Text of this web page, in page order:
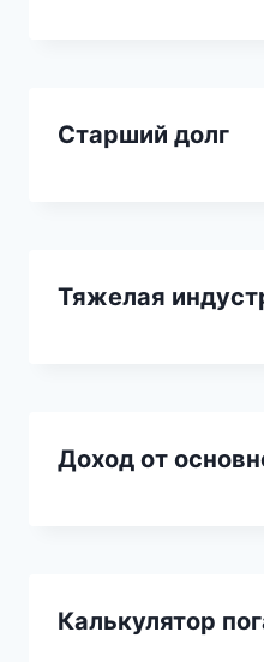
Старший долг
Тяжелая
Доход от
Калькулятор